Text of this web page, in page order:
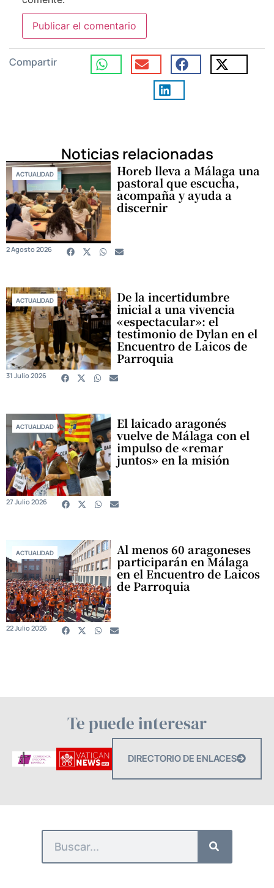
Compartir
Noticias relacionadas
ACTUALIDAD Horeb lleva a Málaga una
pastoral que escucha,
acompaña y ayuda a
discernir
2 Agosto 2026
ACTUALIDAD De la incertidumbre
inicial a una vivencia
«espectacular»: el
testimonio de Dylan en el
Encuentro de Laicos de
Parroquia
31 Julio 2026
ACTUALIDAD El laicado aragonés
vuelve de Málaga con el
impulso de «remar
juntos» en la misión
27 Julio 2026
ACTUALIDAD Al menos 60 aragoneses
participarán en Málaga
en el Encuentro de Laicos
de Parroquia
22 Julio 2026
Te puede interesar
DIRECTORIO DE ENLACES